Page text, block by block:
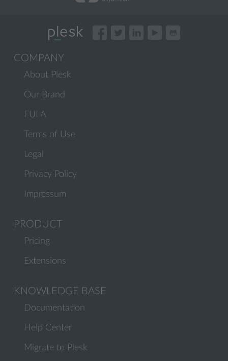
COMPANY
About Plesk
Our Brand
EULA
Terms of Use
Legal
Privacy Policy
Impressum
PRODUCT
Pricing
Extensions
KNOWLEDGE BASE
Documentation
Help Center
Migrate to Plesk